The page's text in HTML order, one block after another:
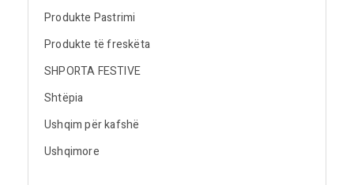
Produkte Pastrimi
Produkte të freskëta
SHPORTA FESTIVE
Shtëpia
Ushqim për kafshë
Ushqimore